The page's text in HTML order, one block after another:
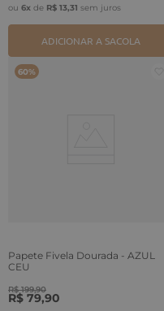
ou 6x de R$ 13,31 sem juros
ADICIONAR A SACOLA
60%
Papete Fivela Dourada - AZUL
CEU
R$ 199,90
R$ 79,90